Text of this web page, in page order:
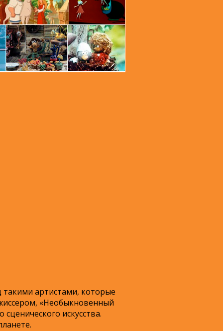
артистами, которые
«Необыкновенный
искусства.